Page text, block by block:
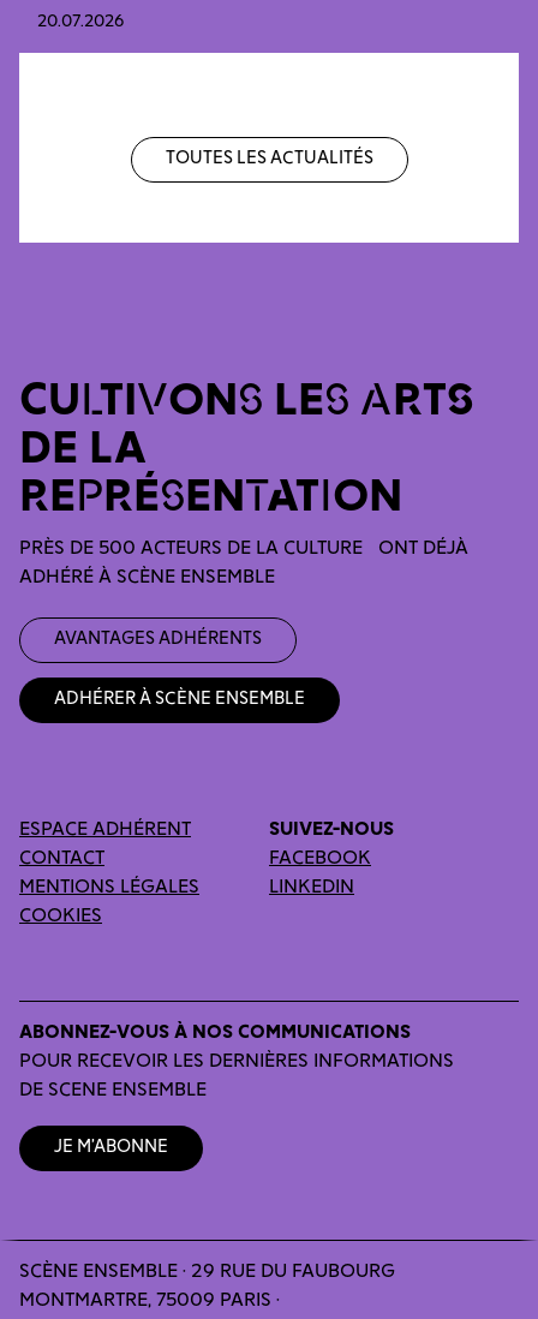
20.07.2026
Toutes les actualités
CULTIVONS LES ARTS
DE LA
REPRÉSENTATION
PRÈS DE 500 ACTEURS DE LA CULTURE ONT DÉJÀ
ADHÉRÉ À SCÈNE ENSEMBLE
Avantages adhérents
Adhérer à Scène Ensemble
ESPACE ADHÉRENT
CONTACT
MENTIONS LÉGALES
COOKIES
SUIVEZ-NOUS
FACEBOOK
LINKEDIN
ABONNEZ-VOUS À NOS COMMUNICATIONS
POUR RECEVOIR LES DERNIÈRES INFORMATIONS
DE SCENE ENSEMBLE
Je m’abonne
SCÈNE ENSEMBLE · 29 RUE DU FAUBOURG
MONTMARTRE, 75009 PARIS ·